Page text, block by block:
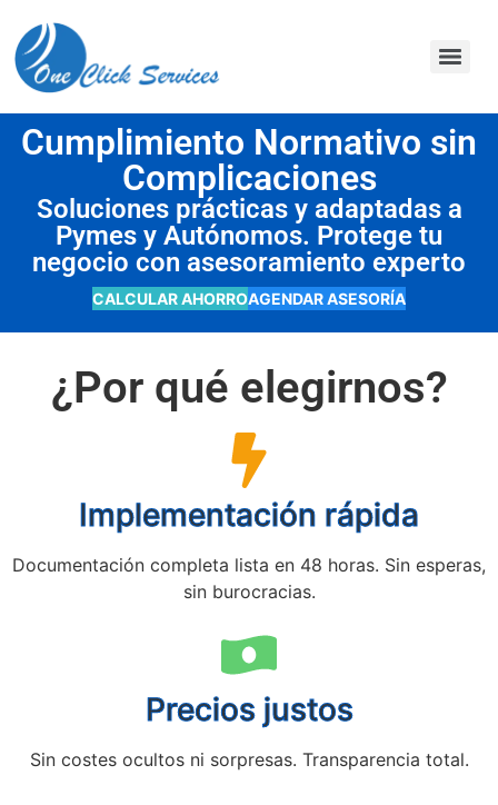
Cumplimiento Normativo sin
Complicaciones
Soluciones prácticas y adaptadas a
Pymes y Autónomos. Protege tu
negocio con asesoramiento experto
CALCULAR AHORROAGENDAR ASESORÍA
¿Por qué elegirnos?
Implementación rápida
Documentación completa lista en 48 horas. Sin esperas,
sin burocracias.
Precios justos
Sin costes ocultos ni sorpresas. Transparencia total.